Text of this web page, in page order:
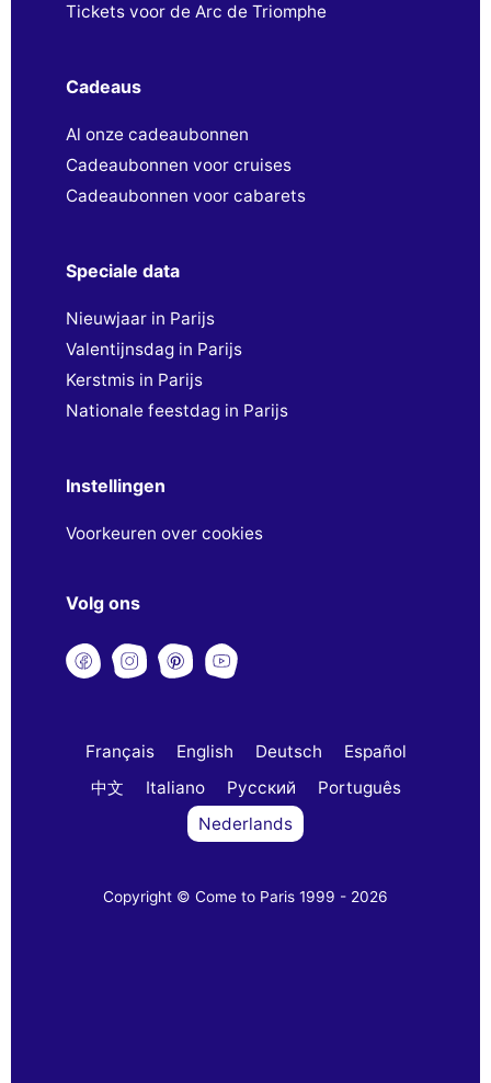
Tickets voor de Arc de Triomphe
Cadeaus
Al onze cadeaubonnen
Cadeaubonnen voor cruises
Cadeaubonnen voor cabarets
Speciale data
Nieuwjaar in Parijs
Valentijnsdag in Parijs
Kerstmis in Parijs
Nationale feestdag in Parijs
Instellingen
Voorkeuren over cookies
Volg ons
Français English Deutsch
Español
中文
Italiano Русский
Português
Nederlands
Copyright © Come to Paris 1999 - 2026